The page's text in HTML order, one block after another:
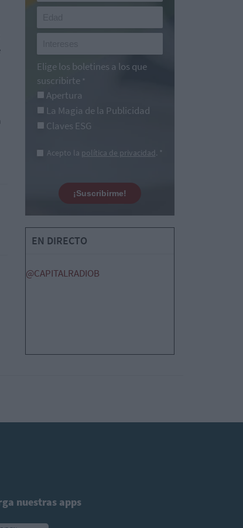
Elige los boletines a los que
suscribirte *
Apertura
La Magia de la Publicidad
Claves ESG
Acepto la política de privacidad. *
¡Suscribirme!
EN DIRECTO
@CAPITALRADIOB
nuestras apps